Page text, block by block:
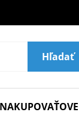
Hľadať